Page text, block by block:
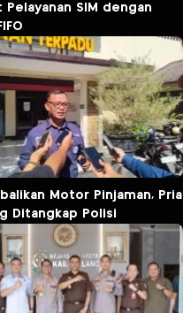
Pelayanan SIM dengan
Motor Pinjaman, Pria
Ditangkap Polisi